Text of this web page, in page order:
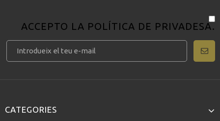
ACCEPTO LA POLÍTICA DE PRIVADESA.
CATEGORIES